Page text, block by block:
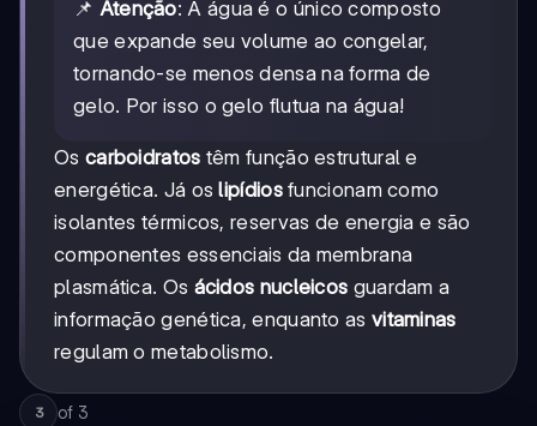
📌 Atenção: A água é o único composto
que expande seu volume ao congelar,
tornando-se menos densa na forma de
gelo. Por isso o gelo flutua na água!
Os carboidratos têm função estrutural e
energética. Já oslipídiosfuncionam como
isolantes térmicos, reservas de energia e são
componentes essenciais da membrana
plasmática. Os ácidos nucleicos guardam a
informação genética, enquanto as vitaminas
regulam o metabolismo.
3 of 3